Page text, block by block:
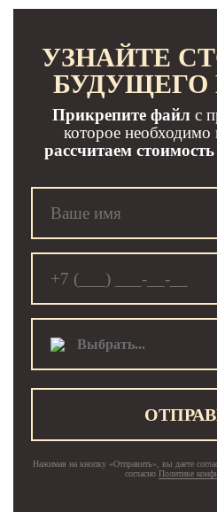
УЗНАЙТЕ
БУДУЩЕГО
Прикрепите файл с
которое необходимо
рассчитаем стоимость
Выбрать...
Нажимая на кнопку «Отправить», вы даете
согласно Политике